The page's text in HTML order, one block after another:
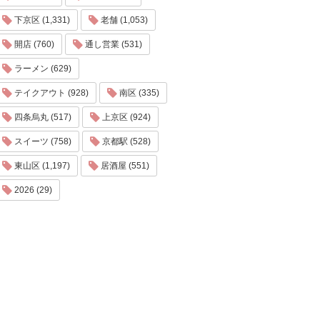
下京区 (1,331) 老舗 (1,053)
開店 (760) 通し営業 (531)
ラーメン (629)
テイクアウト (928) 南区 (335)
四条烏丸 (517) 上京区 (924)
スイーツ (758) 京都駅 (528)
東山区 (1,197) 居酒屋 (551)
2026 (29)